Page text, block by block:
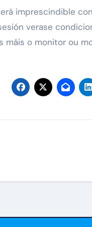
imprescindible
verase
máis o monitor ou